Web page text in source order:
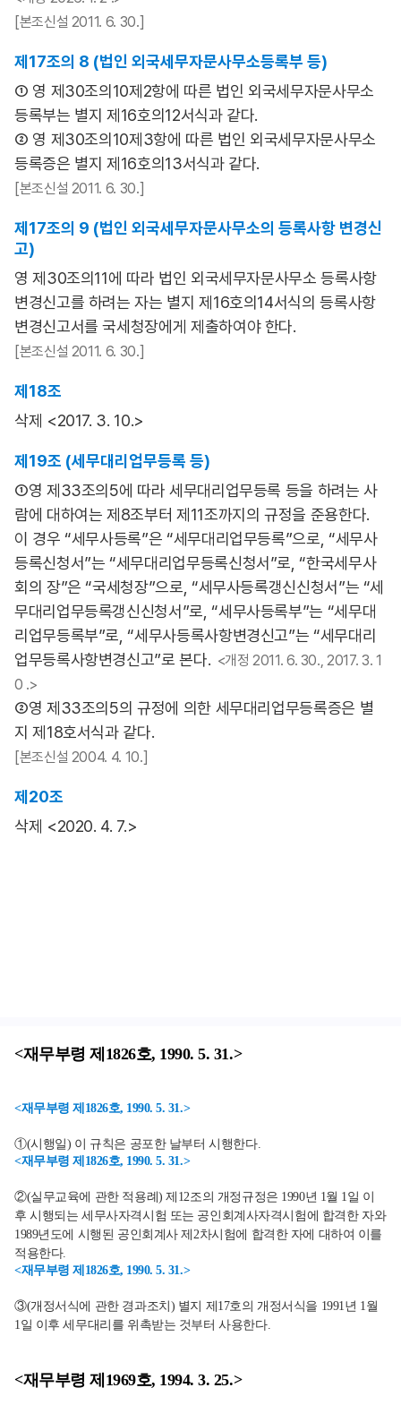
[본조신설 2011. 6. 30.]
제17조의 8 (법인 외국세무자문사무소등록부 등)
① 영 제30조의10제2항에 따른 법인 외국세무자문사무소
등록부는 별지 제16호의12서식과 같다.
② 영 제30조의10제3항에 따른 법인 외국세무자문사무소
등록증은 별지 제16호의13서식과 같다.
[본조신설 2011. 6. 30.]
제17조의 9 (법인 외국세무자문사무소의 등록사항 변경신
고)
영 제30조의11에 따라 법인 외국세무자문사무소 등록사항
변경신고를 하려는 자는 별지 제16호의14서식의 등록사항
변경신고서를 국세청장에게 제출하여야 한다.
[본조신설 2011. 6. 30.]
제18조
삭제 <2017. 3. 10.>
제19조 (세무대리업무등록 등)
①영 제33조의5에 따라 세무대리업무등록 등을 하려는 사
람에 대하여는 제8조부터 제11조까지의 규정을 준용한다.
이 경우 “세무사등록”은 “세무대리업무등록”으로, “세무사
등록신청서”는 “세무대리업무등록신청서”로, “한국세무사
회의 장”은 “국세청장”으로, “세무사등록갱신신청서”는 “세
무대리업무등록갱신신청서”로, “세무사등록부”는 “세무대
리업무등록부”로, “세무사등록사항변경신고”는 “세무대리
업무등록사항변경신고”로 본다. <개정 2011. 6. 30., 2017. 3. 1
0 .>
②영 제33조의5의 규정에 의한 세무대리업무등록증은 별
지 제18호서식과 같다.
[본조신설 2004. 4. 10.]
제20조
삭제 <2020. 4. 7.>
<재무부령 제1826호, 1990. 5. 31.>
<재무부령 제1826호, 1990. 5. 31.>
①(시행일) 이 규칙은 공포한 날부터 시행한다.
<재무부령 제1826호, 1990. 5. 31.>
②(실무교육에 관한 적용례) 제12조의 개정규정은 1990년 1월 1일 이
후 시행되는 세무사자격시험 또는 공인회계사자격시험에 합격한 자와
1989년도에 시행된 공인회계사 제2차시험에 합격한 자에 대하여 이를
적용한다.
<재무부령 제1826호, 1990. 5. 31.>
③(개정서식에 관한 경과조치) 별지 제17호의 개정서식을 1991년 1월
1일 이후 세무대리를 위촉받는 것부터 사용한다.
<재무부령 제1969호, 1994. 3. 25.>